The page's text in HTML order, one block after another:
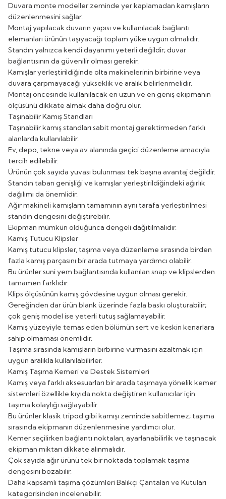
Duvara monte modeller zeminde yer kaplamadan kamışların
düzenlenmesini sağlar.
Montaj yapılacak duvarın yapısı ve kullanılacak bağlantı
elemanları ürünün taşıyacağı toplam yüke uygun olmalıdır.
Standın yalnızca kendi dayanımı yeterli değildir; duvar
bağlantısının da güvenilir olması gerekir.
Kamışlar yerleştirildiğinde olta makinelerinin birbirine veya
duvara çarpmayacağı yükseklik ve aralık belirlenmelidir.
Montaj öncesinde kullanılacak en uzun ve en geniş ekipmanın
ölçüsünü dikkate almak daha doğru olur.
Taşınabilir Kamış Standları
Taşınabilir kamış standları sabit montaj gerektirmeden farklı
alanlarda kullanılabilir.
Ev, depo, tekne veya av alanında geçici düzenleme amacıyla
tercih edilebilir.
Ürünün çok sayıda yuvası bulunması tek başına avantaj değildir.
Standın taban genişliği ve kamışlar yerleştirildiğindeki ağırlık
dağılımı da önemlidir.
Ağır makineli kamışların tamamının aynı tarafa yerleştirilmesi
standın dengesini değiştirebilir.
Ekipman mümkün olduğunca dengeli dağıtılmalıdır.
Kamış Tutucu Klipsler
Kamış tutucu klipsler, taşıma veya düzenleme sırasında birden
fazla kamış parçasını bir arada tutmaya yardımcı olabilir.
Bu ürünler suni yem bağlantısında kullanılan snap ve klipslerden
tamamen farklıdır.
Klips ölçüsünün kamış gövdesine uygun olması gerekir.
Gereğinden dar ürün blank üzerinde fazla baskı oluşturabilir;
çok geniş model ise yeterli tutuş sağlamayabilir.
Kamış yüzeyiyle temas eden bölümün sert ve keskin kenarlara
sahip olmaması önemlidir.
Taşıma sırasında kamışların birbirine vurmasını azaltmak için
uygun aralıkla kullanılabilirler.
Kamış Taşıma Kemeri ve Destek Sistemleri
Kamış veya farklı aksesuarları bir arada taşımaya yönelik kemer
sistemleri özellikle kıyıda nokta değiştiren kullanıcılar için
taşıma kolaylığı sağlayabilir.
Bu ürünler klasik tripod gibi kamışı zeminde sabitlemez; taşıma
sırasında ekipmanın düzenlenmesine yardımcı olur.
Kemer seçilirken bağlantı noktaları, ayarlanabilirlik ve taşınacak
ekipman miktarı dikkate alınmalıdır.
Çok sayıda ağır ürünü tek bir noktada toplamak taşıma
dengesini bozabilir.
Daha kapsamlı taşıma çözümleriBalıkçı Çantaları ve Kutuları
kategorisinden incelenebilir.